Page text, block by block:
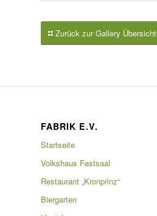
Zurück zur Gallery Übersicht
FABRIK E.V.
Startseite
Volkshaus Festsaal
Restaurant „Kronprinz“
Biergarten